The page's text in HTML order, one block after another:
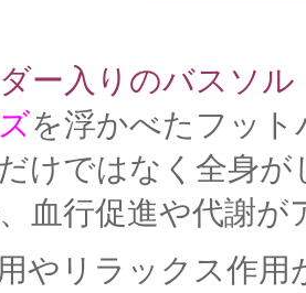
ー入りのバスソル
を浮かべたフッ
けではなく全身
血行促進や代謝が
やリラックス作用